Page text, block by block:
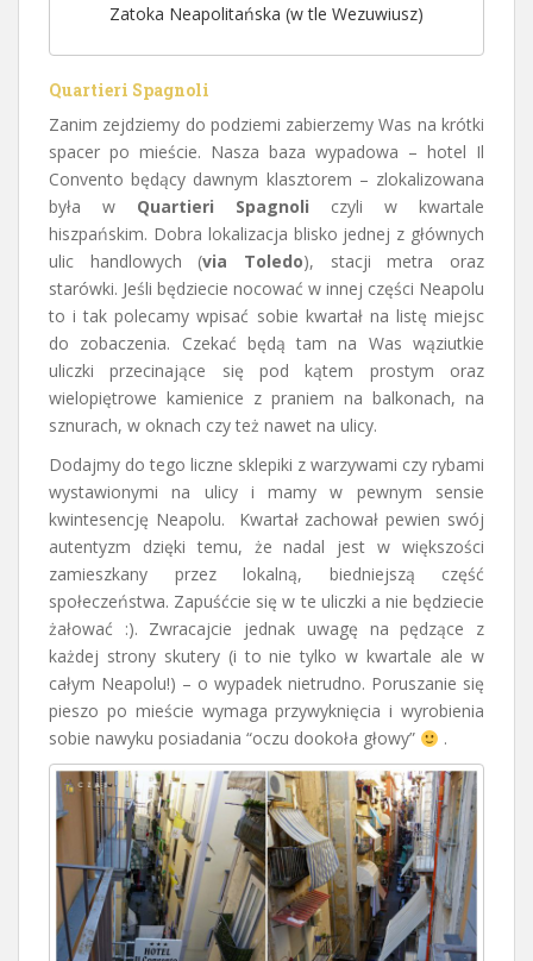
Zatoka Neapolitańska (w tle Wezuwiusz)
Quartieri Spagnoli
Zanim zejdziemy do podziemi zabierzemy Was na krótki
spacer po mieście. Nasza baza wypadowa – hotel Il
Convento będący dawnym klasztorem – zlokalizowana
była w Quartieri Spagnoli czyli w kwartale
hiszpańskim. Dobra lokalizacja blisko jednej z głównych
ulic handlowych (via Toledo), stacji metra oraz
starówki. Jeśli będziecie nocować w innej części Neapolu
to i tak polecamy wpisać sobie kwartał na listę miejsc
do zobaczenia. Czekać będą tam na Was wąziutkie
uliczki przecinające się pod kątem prostym oraz
wielopiętrowe kamienice z praniem na balkonach, na
sznurach, w oknach czy też nawet na ulicy.
Dodajmy do tego liczne sklepiki z warzywami czy rybami
wystawionymi na ulicy i mamy w pewnym sensie
kwintesencję Neapolu. Kwartał zachował pewien swój
autentyzm dzięki temu, że nadal jest w większości
zamieszkany przez lokalną, biedniejszą część
społeczeństwa. Zapuśćcie się w te uliczki a nie będziecie
żałować :). Zwracajcie jednak uwagę na pędzące z
każdej strony skutery (i to nie tylko w kwartale ale w
całym Neapolu!) – o wypadek nietrudno. Poruszanie się
pieszo po mieście wymaga przywyknięcia i wyrobienia
sobie nawyku posiadania “oczu dookoła głowy”
.